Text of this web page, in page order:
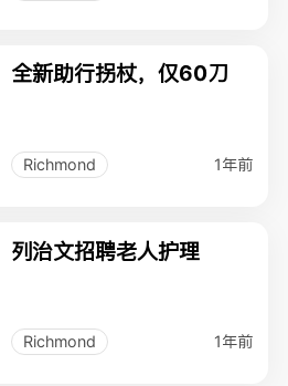
全新助行拐杖，仅60刀
Richmond 1年前
列治文招聘老人护理
Richmond 1年前